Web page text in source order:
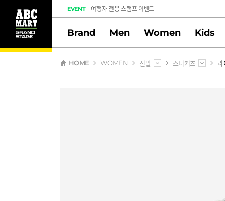
EVENT
여행자 전용 스탬프 이벤트
멤버십 스탬프 활동 만족도 조사 당첨자 안내
Brand Men Women Kids
HOME WOMEN 신발 스니커즈